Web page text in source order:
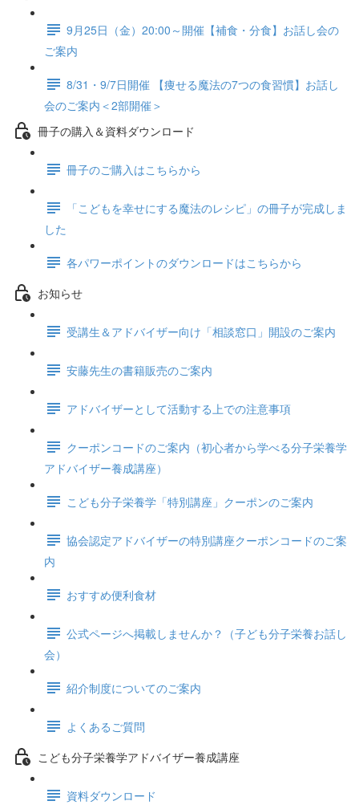
9月25日（金）20:00～開催【補食・分食】お話し会の
ご案内
8/31・9/7日開催 【痩せる魔法の7つの食習慣】お話し
会のご案内＜2部開催＞
冊子の購入＆資料ダウンロード
冊子のご購入はこちらから
「こどもを幸せにする魔法のレシピ」の冊子が完成しま
した
各パワーポイントのダウンロードはこちらから
お知らせ
受講生＆アドバイザー向け「相談窓口」開設のご案内
安藤先生の書籍販売のご案内
アドバイザーとして活動する上での注意事項
クーポンコードのご案内（初心者から学べる分子栄養学
アドバイザー養成講座）
こども分子栄養学「特別講座」クーポンのご案内
協会認定アドバイザーの特別講座クーポンコードのご案
内
おすすめ便利食材
公式ページへ掲載しませんか？（子ども分子栄養お話し
会）
紹介制度についてのご案内
よくあるご質問
こども分子栄養学アドバイザー養成講座
資料ダウンロード